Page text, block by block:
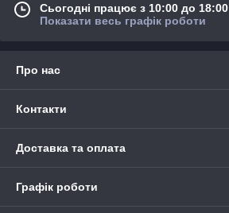
Сьогодні працює з 10:00 до 18:00
Показати весь графік роботи
Про нас
Контакти
Доставка та оплата
Графік роботи